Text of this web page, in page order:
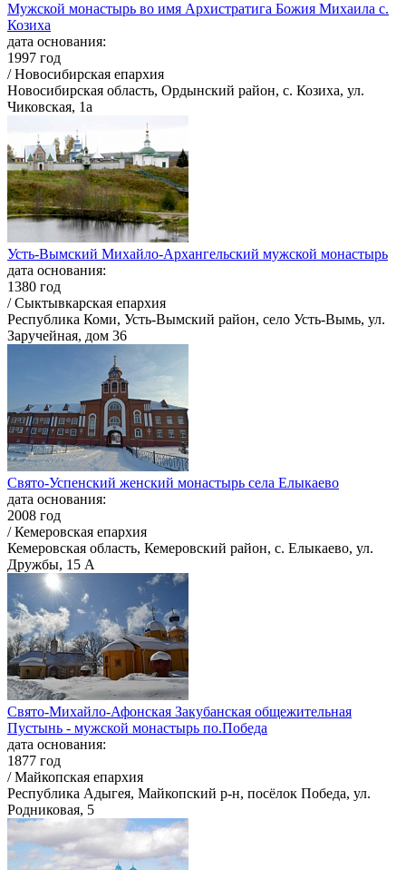
Мужской монастырь во имя Архистратига Божия Михаила с.
Козиха
дата основания:
1997 год
/ Новосибирская епархия
Новосибирская область, Ордынский район, с. Козиха, ул.
Чиковская, 1а
Усть-Вымский Михайло-Архангельский мужской монастырь
дата основания:
1380 год
/ Сыктывкарская епархия
Республика Коми, Усть-Вымский район, село Усть-Вымь, ул.
Заручейная, дом 36
Свято-Успенский женский монастырь села Елыкаево
дата основания:
2008 год
/ Кемеровская епархия
Кемеровская область, Кемеровский район, с. Елыкаево, ул.
Дружбы, 15 А
Свято-Михайло-Афонская Закубанская общежительная
Пустынь - мужской монастырь по.Победа
дата основания:
1877 год
/ Майкопская епархия
Республика Адыгея, Майкопский р-н, посёлок Победа, ул.
Родниковая, 5